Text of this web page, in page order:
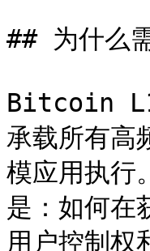
## 为什么
Bitcoin L1
承载所有
模应用执行
是：如何
用户控制权